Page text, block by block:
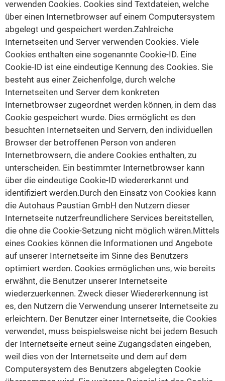
verwenden Cookies. Cookies sind Textdateien, welche
über einen Internetbrowser auf einem Computersystem
abgelegt und gespeichert werden.Zahlreiche
Internetseiten und Server verwenden Cookies. Viele
Cookies enthalten eine sogenannte Cookie-ID. Eine
Cookie-ID ist eine eindeutige Kennung des Cookies. Sie
besteht aus einer Zeichenfolge, durch welche
Internetseiten und Server dem konkreten
Internetbrowser zugeordnet werden können, in dem das
Cookie gespeichert wurde. Dies ermöglicht es den
besuchten Internetseiten und Servern, den individuellen
Browser der betroffenen Person von anderen
Internetbrowsern, die andere Cookies enthalten, zu
unterscheiden. Ein bestimmter Internetbrowser kann
über die eindeutige Cookie-ID wiedererkannt und
identifiziert werden.Durch den Einsatz von Cookies kann
die Autohaus Paustian GmbH den Nutzern dieser
Internetseite nutzerfreundlichere Services bereitstellen,
die ohne die Cookie-Setzung nicht möglich wären.Mittels
eines Cookies können die Informationen und Angebote
auf unserer Internetseite im Sinne des Benutzers
optimiert werden. Cookies ermöglichen uns, wie bereits
erwähnt, die Benutzer unserer Internetseite
wiederzuerkennen. Zweck dieser Wiedererkennung ist
es, den Nutzern die Verwendung unserer Internetseite zu
erleichtern. Der Benutzer einer Internetseite, die Cookies
verwendet, muss beispielsweise nicht bei jedem Besuch
der Internetseite erneut seine Zugangsdaten eingeben,
weil dies von der Internetseite und dem auf dem
Computersystem des Benutzers abgelegten Cookie